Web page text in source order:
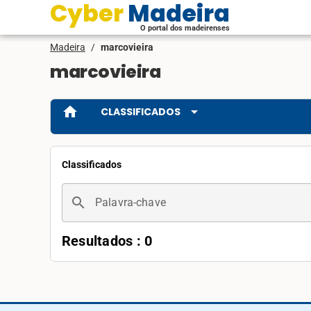
Cyber Madeira
O portal dos madeirenses
Madeira / marcovieira
marcovieira
home CLASSIFICADOS arrow_drop_down
Classificados
search Palavra-chave
Resultados : 0